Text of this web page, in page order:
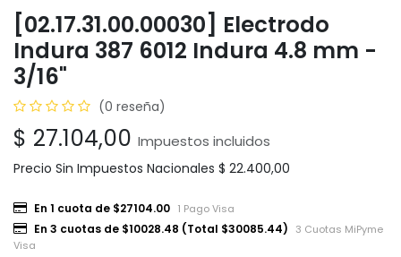
[02.17.31.00.00030] Electrodo
Indura 387 6012 Indura 4.8 mm -
3/16"
(0 reseña)
$ 27.104,00 Impuestos incluidos
Precio Sin Impuestos Nacionales $ 22.400,00
En 1 cuota de $27104.00 1 Pago Visa
En 3 cuotas de $10028.48 (Total $30085.44)
3 Cuotas MiPyme
Visa